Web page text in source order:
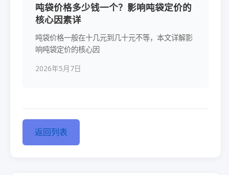
吨袋价格多少钱一个？影响吨袋定价的
核心因素详
吨袋价格一般在十几元到几十元不等，本文详解影
响吨袋定价的核心因
2026年5月7日
返回列表